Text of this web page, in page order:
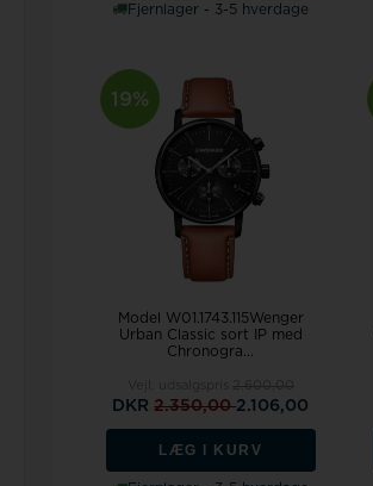
Fjernlager - 3-5 hverdage
19%
Model W01.1743.115Wenger
Urban Classic sort IP med
Chronogra...
DKR2.350,002.106,00
LÆG I KURV